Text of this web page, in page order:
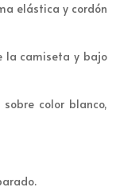
elástica y cordón
la camiseta y bajo
color blanco,